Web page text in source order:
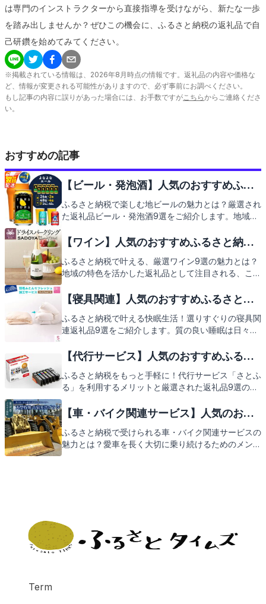
は専門のインストラクターから直接指導を受けながら、新たな一歩
を踏み出しませんか？ぜひこの機会に、ふるさと納税の返礼品で自
己研鑽を始めてみてください。
※掲載されている情報は、 2026年8 月時点の情報です。返礼品の内容や価格な
ど、情報が変更される可能性がありますので、必ず事前にお調べください。
もし記事の内容に誤りがあった場合には、お手数ですがこちらからご連絡くださ
い。
おすすめの記事
【ビール・発泡酒】人気のおすすめふる
さと納税返礼品9選
ふるさと納税で楽しむ地ビールの魅力とは？厳選され
た返礼品ビール・発泡酒9選をご紹介します。地域の
ら、あなたの食卓に新たな風をもたらすビール・発泡
酒をご提案。これから紹介する返礼品で、至福のひと
ときをお過ごしください。
【ワイン】人気のおすすめふるさと納税
返礼品9選
ふるさと納税で叶える、厳選ワイン9選の魅力とは？
地域の特色を活かした返礼品として注目される、こだ
褒美にもぴったりな、各地の名産ワインを味わう喜び
をお届け。後ほどご紹介する返礼品リストにご期待く
ださい。
【寝具関連】人気のおすすめふるさと納
税返礼品9選
ふるさと納税で叶える快眠生活！選りすぐりの寝具関
連返礼品9選をご紹介します。質の良い睡眠は日々の
税の返礼品として手に入れるメリットを解説しつつ、
厳選した掛け布団や枕など、心地よい眠りを誘うアイ
テムをご紹介。これからご紹介する返礼品で、あなた
の睡眠環境が一層充実することをお楽しみに。
【代行サービス】人気のおすすめふるさ
と納税返礼品9選
ふるさと納税をもっと手軽に！代行サービス「さとふ
る」を利用するメリットと厳選された返礼品9選の魅
きる方法として注目されている代行サービス。その中
を受け取ることができるサービスです。この記事で
は、そんな「さとふる」を通じて得られる返礼品の一
【車・バイク関連サービス】人気のおす
すめふるさと納税返礼品9選
ふるさと納税で受けられる車・バイク関連サービスの
魅力とは？愛車を長く大切に乗り続けるためのメンテ
Term